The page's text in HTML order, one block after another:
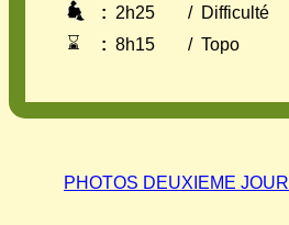
: 2h25 / Difficulté
⌛
: 8h15 / Topo
PHOTOS DEUXIEME JOUR